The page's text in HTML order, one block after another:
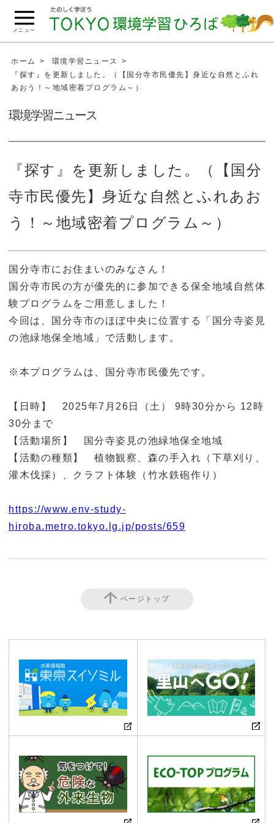
ペ
へ
メニュー
ホーム
環境学習ニュース
『探す』を更新しました。（【国分寺市民優先】身近な自然とふれ
あおう！～地域密着プログラム～）
環境学習ニュース
『探す』を更新しました。（【国分
寺市民優先】身近な自然とふれあお
う！～地域密着プログラム～）
国分寺市にお住まいのみなさん！
国分寺市民の方が優先的に参加できる保全地域自然体
験プログラムをご用意しました！
今回は、国分寺市のほぼ中央に位置する「国分寺姿見
の池緑地保全地域」で活動します。
※本プログラムは、国分寺市民優先です。
【日時】 2025年7月26日（土） 9時30分から 12時
30分まで
【活動場所】 国分寺姿見の池緑地保全地域
【活動の種類】 植物観察、森の手入れ（下草刈り、
灌木伐採）、クラフト体験（竹水鉄砲作り）
https://www.env-study-
hiroba.metro.tokyo.lg.jp/posts/659
ページトップ